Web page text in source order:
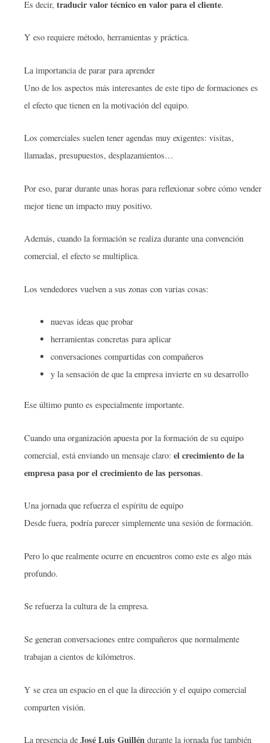
Es decir, traducir valor técnico en valor para el cliente.
Y eso requiere método, herramientas y práctica.
La importancia de parar para aprender
Uno de los aspectos más interesantes de este tipo de formaciones es
el efecto que tienen en la motivación del equipo.
Los comerciales suelen tener agendas muy exigentes: visitas,
llamadas, presupuestos, desplazamientos…
Por eso, parar durante unas horas para reflexionar sobre cómo vender
mejor tiene un impacto muy positivo.
Además, cuando la formación se realiza durante una convención
comercial, el efecto se multiplica.
Los vendedores vuelven a sus zonas con varias cosas:
nuevas ideas que probar
herramientas concretas para aplicar
conversaciones compartidas con compañeros
y la sensación de que la empresa invierte en su desarrollo
Ese último punto es especialmente importante.
Cuando una organización apuesta por la formación de su equipo
comercial, está enviando un mensaje claro: el crecimiento de la
empresa pasa por el crecimiento de las personas.
Una jornada que refuerza el espíritu de equipo
Desde fuera, podría parecer simplemente una sesión de formación.
Pero lo que realmente ocurre en encuentros como este es algo más
profundo.
Se refuerza la cultura de la empresa.
Se generan conversaciones entre compañeros que normalmente
trabajan a cientos de kilómetros.
Y se crea un espacio en el que la dirección y el equipo comercial
comparten visión.
La presencia de José Luis Guillén durante la jornada fue también